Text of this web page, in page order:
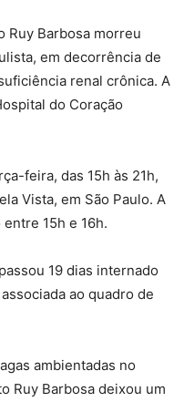
Ruy Barbosa morreu
em decorrência de
renal crônica. A
do Coração
feira, das 15h às 21h,
Vista, em São Paulo. A
15h e 16h.
19 dias internado
ao quadro de
ambientadas no
Ruy Barbosa deixou um